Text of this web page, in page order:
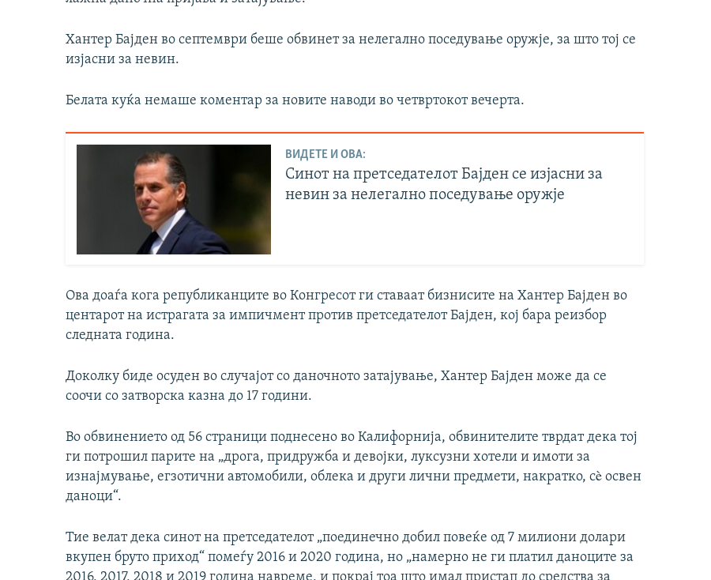
Хантер Бајден во септември беше обвинет за нелегално поседување оружје, за што тој се
изјасни за невин.
Белата куќа немаше коментар за новите наводи во четвртокот вечерта.
ВИДЕТЕ И ОВА:
Синот на претседателот Бајден се изјасни за
невин за нелегално поседување оружје
Ова доаѓа кога републиканците во Конгресот ги ставаат бизнисите на Хантер Бајден во
центарот на истрагата за импичмент против претседателот Бајден, кој бара реизбор
следната година.
Доколку биде осуден во случајот со даночното затајување, Хантер Бајден може да се
соочи со затворска казна до 17 години.
Во обвинението од 56 страници поднесено во Калифорнија, обвинителите тврдат дека тој
ги потрошил парите на „дрога, придружба и девојки, луксузни хотели и имоти за
изнајмување, егзотични автомобили, облека и други лични предмети, накратко, сè освен
даноци“.
Тие велат дека синот на претседателот „поединечно добил повеќе од 7 милиони долари
вкупен бруто приход“ помеѓу 2016 и 2020 година, но „намерно не ги платил даноците за